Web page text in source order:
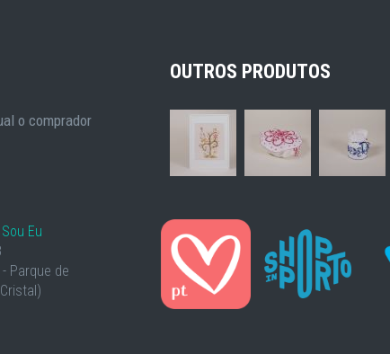
o comprador
Eu
Parque de
OUTROS PRODUTOS